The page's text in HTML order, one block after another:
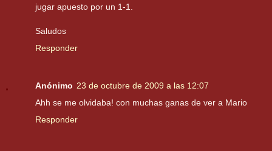
jugar apuesto por un 1-1.
Saludos
Responder
Anónimo 23 de octubre de 2009 a las 12:07
Ahh se me olvidaba! con muchas ganas de ver a Mario
Responder